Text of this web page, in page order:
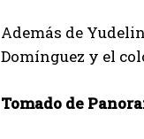
Además de
Domínguez y el
Tomado de